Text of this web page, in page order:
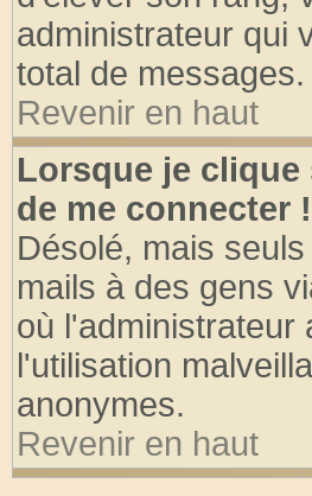
administrateur qui
total de messages.
Revenir en haut
Lorsque je
de me connecter !
Désolé, mais
mails à des gens
où l'administrateur
l'utilisation
anonymes.
Revenir en haut